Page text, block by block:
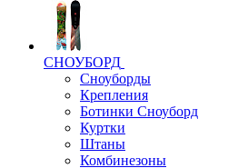
СНОУБОРД
Сноуборды
Крепления
Ботинки Сноуборд
Куртки
Штаны
Комбинезоны